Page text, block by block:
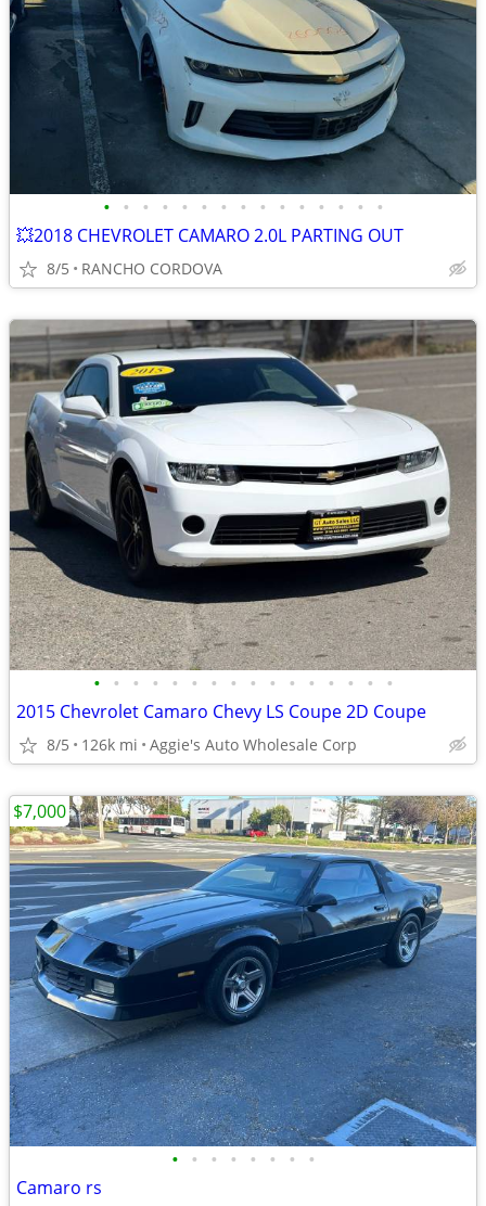
• • • • • • • • • • • • • • •
💥2018 CHEVROLET CAMARO 2.0L PARTING OUT
8/5 RANCHO CORDOVA
• • • • • • • • • • • • • • • •
2015 Chevrolet Camaro Chevy LS Coupe 2D Coupe
8/5 126k mi Aggie's Auto Wholesale Corp
• • • • • • • •
Camaro rs
$7,000